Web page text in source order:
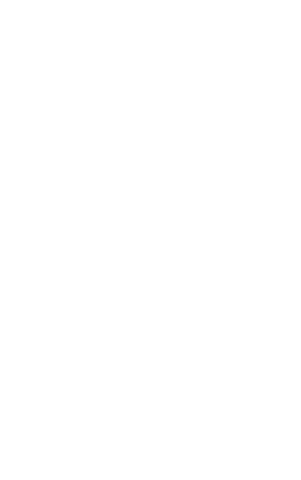
Jet-Helme sind Helme, die in der
haben, sondern mit einem
Diese Kombination bedeutet, dass
Augen vor hochgeschleudertem
geschützt sind, während Ihr Kinn